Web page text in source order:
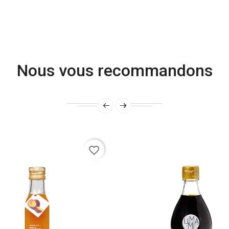
Nous vous recommandons
favorite_border